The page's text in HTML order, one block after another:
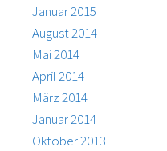
Januar 2015
August 2014
Mai 2014
April 2014
März 2014
Januar 2014
Oktober 2013